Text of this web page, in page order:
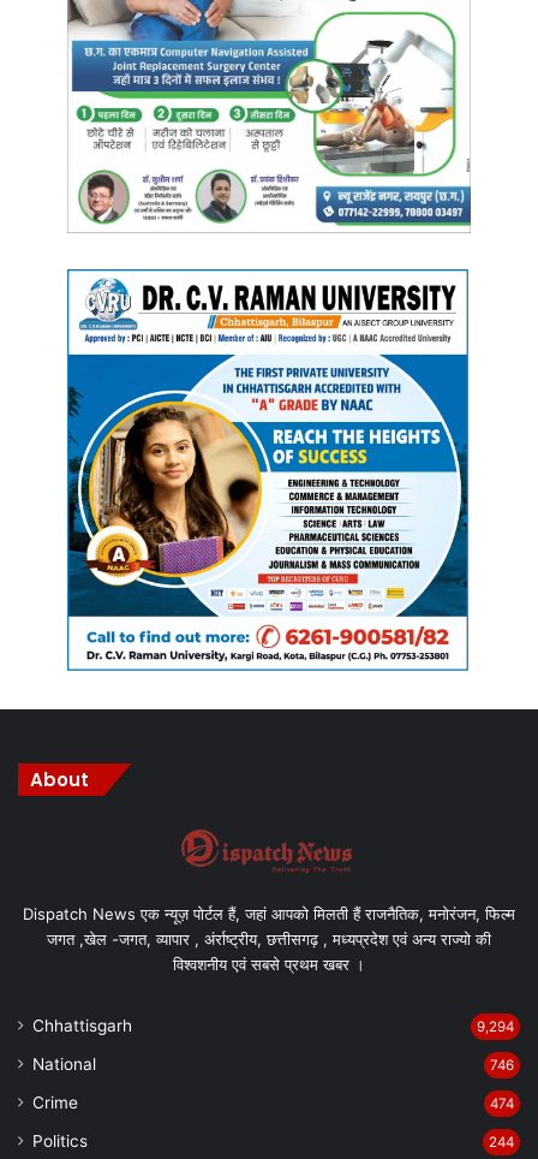
पुरी-नई दिल्ली एक्सप्रेस
मुंबई-सीएसएमटी-हावड़ा दुरंतो एक्सप्रेस
जगदलपुर-हावड़ा एक्सप्रेस सहित कुल 88 ट्रेनें शामिल हैं।
About
Dispatch News एक न्यूज़ पोर्टल हैं, जहां आपको मिलती हैं राजनैतिक, मनोरंजन, फिल्म
जगत ,खेल -जगत, व्यापार , अंर्राष्ट्रीय, छत्तीसगढ़ , मध्यप्रदेश एवं अन्य राज्यो की
विश्वशनीय एवं सबसे प्रथम खबर ।
Chhattisgarh 9,294
National 746
Crime 474
Politics 244